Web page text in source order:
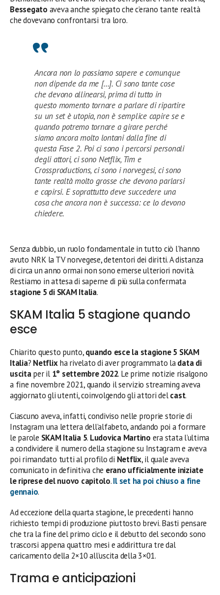
Bessegato aveva anche spiegato che c’erano tante realtà
che dovevano confrontarsi tra loro.
Ancora non lo possiamo sapere e comunque
non dipende da me […]. Ci sono tante cose
che devono allinearsi, prima di tutto in
questo momento tornare a parlare di ripartire
su un set è utopia, non è semplice capire se e
quando potremo tornare a girare perché
siamo ancora molto lontani dalla fine di
questa Fase 2. Poi ci sono i percorsi personali
degli attori, ci sono Netflix, Tim e
Crossproductions, ci sono i norvegesi, ci sono
tante realtà molto grosse che devono parlarsi
e capirsi. E soprattutto deve succedere una
cosa che ancora non è successa: ce lo devono
chiedere.
Senza dubbio, un ruolo fondamentale in tutto ciò l’hanno
avuto NRK la TV norvegese, detentori dei diritti. A distanza
di circa un anno ormai non sono emerse ulteriori novità.
Restiamo in attesa di saperne di più sulla confermata
stagione 5 di SKAM Italia.
SKAM Italia 5 stagione quando
esce
Chiarito questo punto,quando esce la stagione 5 SKAM
Italia? Netflixha rivelato di aver programmato ladata di
uscitaper il 1° settembre 2022. Le prime notizie risalgono
a fine novembre 2021, quando il servizio streaming aveva
aggiornato gli utenti, coinvolgendo gli attori delcast.
Ciascuno aveva, infatti, condiviso nelle proprie storie di
Instagram una lettera dell’alfabeto, andando poi a formare
le parole SKAM Italia 5. Ludovica Martino era stata l’ultima
a condividere il numero della stagione su Instagram e aveva
poi rimandato tutti al profilo di Netflix, il quale aveva
comunicato in definitiva che erano ufficialmente iniziate
le riprese del nuovo capitolo.Il set ha poi chiuso a fine
gennaio.
Ad eccezione della quarta stagione, le precedenti hanno
richiesto tempi di produzione piuttosto brevi. Basti pensare
che tra la fine del primo ciclo e il debutto del secondo sono
trascorsi appena quattro mesi e addirittura tre dal
caricamento della 2×10 all’uscita della 3×01.
Trama e anticipazioni